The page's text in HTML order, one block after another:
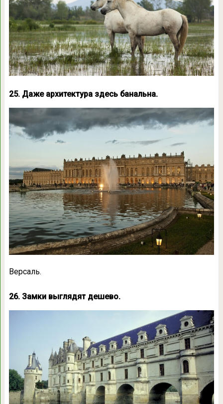
25. Даже архитектура здесь банальна.
Версаль.
26. Замки выглядят дешево.